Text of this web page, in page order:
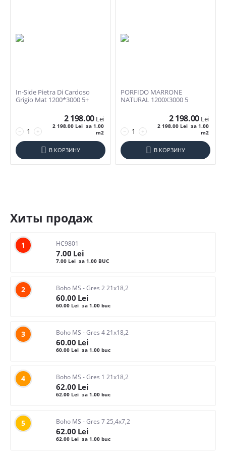
In-Side Pietra Di Cardoso
Grigio Mat 1200*3000 5+
+
−
2 198.00 Lei
2 198.00 Lei за 1.00
m2
В КОРЗИНУ
PORFIDO MARRONE
NATURAL 1200X3000 5
+
−
2 198.00 Lei
2 198.00 Lei за 1.00
m2
В КОРЗИНУ
Хиты продаж
1 HC9801
7.00 Lei
7.00 Lei за 1.00 BUC
2 Boho MS - Gres 2 21x18,2
60.00 Lei
60.00 Lei за 1.00 buc
3 Boho MS - Gres 4 21x18,2
60.00 Lei
60.00 Lei за 1.00 buc
4 Boho MS - Gres 1 21x18,2
62.00 Lei
62.00 Lei за 1.00 buc
5 Boho MS - Gres 7 25,4x7,2
62.00 Lei
62.00 Lei за 1.00 buc